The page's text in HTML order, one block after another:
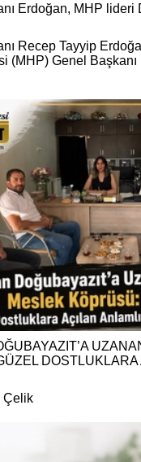
Erdoğan, MHP lideri
Recep Tayyip
(MHP) Genel
DOSTLUKLARA
Çelik